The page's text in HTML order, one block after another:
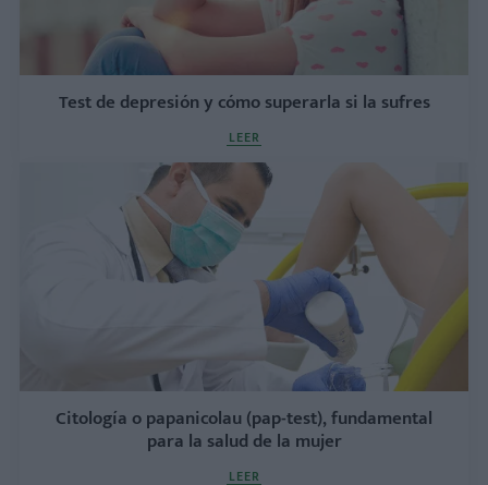
Test de depresión y cómo superarla si la sufres
LEER
Citología o papanicolau (pap-test), fundamental
para la salud de la mujer
LEER